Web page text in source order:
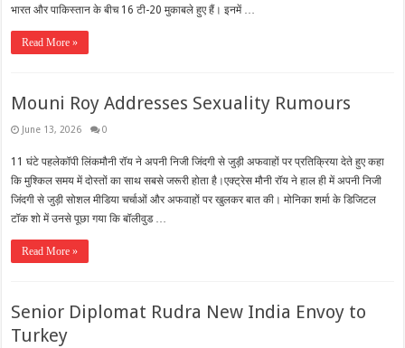
भारत और पाकिस्तान के बीच 16 टी-20 मुकाबले हुए हैं। इनमें …
Read More »
Mouni Roy Addresses Sexuality Rumours
June 13, 2026 0
11 घंटे पहलेकॉपी लिंकमौनी रॉय ने अपनी निजी जिंदगी से जुड़ी अफवाहों पर प्रतिक्रिया देते हुए कहा
कि मुश्किल समय में दोस्तों का साथ सबसे जरूरी होता है।एक्ट्रेस मौनी रॉय ने हाल ही में अपनी निजी
जिंदगी से जुड़ी सोशल मीडिया चर्चाओं और अफवाहों पर खुलकर बात की। मोनिका शर्मा के डिजिटल
टॉक शो में उनसे पूछा गया कि बॉलीवुड …
Read More »
Senior Diplomat Rudra New India Envoy to
Turkey